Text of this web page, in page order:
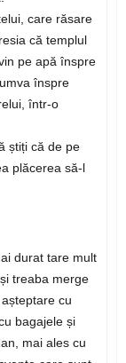
care răsare
că templul
pe apă înspre
înspre
într-o
știți că de pe
plăcerea să-l
durat tare mult
treaba merge
cu
bagajele și
mai ales cu